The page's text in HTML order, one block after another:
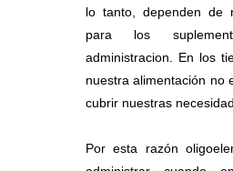
lo tanto, dependen de
para los
administracion. En los
nuestra alimentación no
cubrir nuestras
Por esta razón